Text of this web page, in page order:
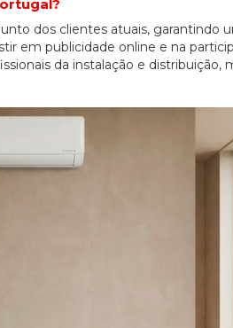
dos clientes atuais, garantindo
em publicidade online e na
da instalação e distribuição,